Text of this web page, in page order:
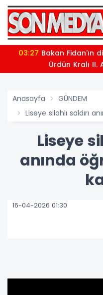
03:27
Ürdün Kralı
Anasayfa
GÜNDEM
Liseye silahlı saldırı
Liseye
anında
16-04-2026 01:30